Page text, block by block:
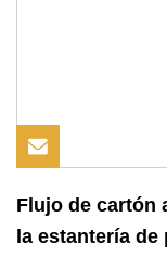
Flujo de cartón
la estantería